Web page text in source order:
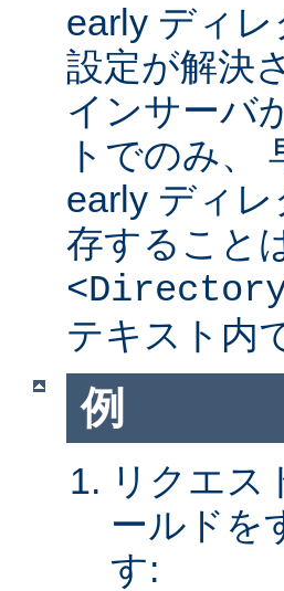
early ディ
設定が解決
インサーバ
トでのみ、
early ディ
存すること
テキスト内
例
リクエス
ールドを
す: